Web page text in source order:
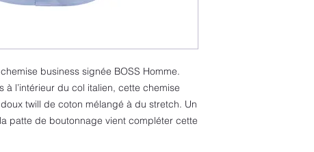
business signée BOSS Homme.
l’intérieur du col italien, cette chemise
twill de coton mélangé à du stretch. Un
patte de boutonnage vient compléter cette